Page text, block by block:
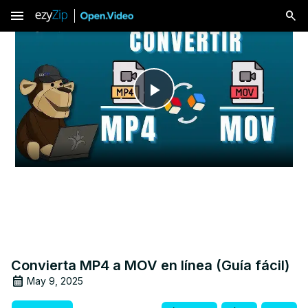
menu
Play
Video
Convierta MP4 a MOV en línea (Guía fácil)
May 9, 2025